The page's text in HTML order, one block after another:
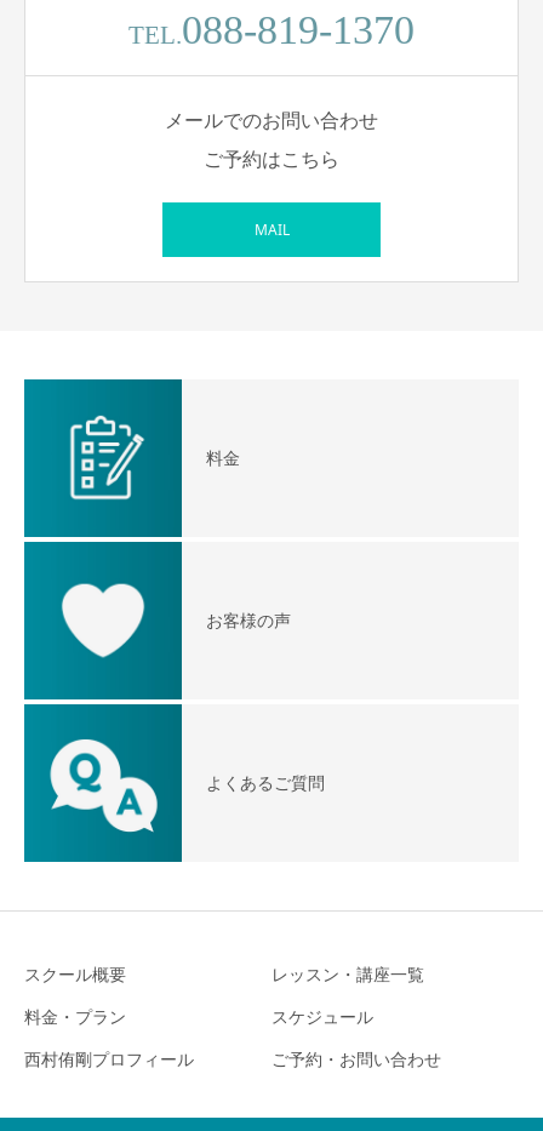
TEL.088-819-1370
メールでのお問い合わせ
ご予約はこちら
MAIL
料金
お客様の声
よくあるご質問
スクール概要
レッスン・講座一覧
料金・プラン
スケジュール
西村侑剛プロフィール
ご予約・お問い合わせ